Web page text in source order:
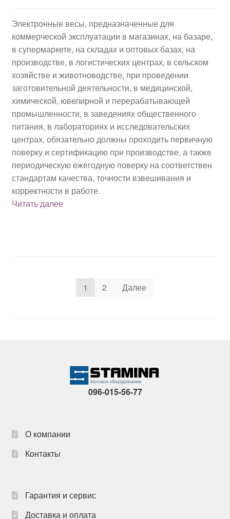
Электронные весы, предназначенные для
коммерческой эксплуатации в магазинах, на базаре,
в супермаркете, на складах и оптовых базах, на
производстве, в логистических центрах, в сельском
хозяйстве и животноводстве, при проведении
заготовительной деятельности, в медицинской,
химической, ювелирной и перерабатывающей
промышленности, в заведениях общественного
питания, в лабораториях и исследовательских
центрах, обязательно должны проходить первичную
поверку и сертификацию при производстве, а также
периодическую ежегодную поверку на соответствен
стандартам качества, точности взвешивания и
корректности в работе.
Читать далееПоверка
Пагинация
1 2 Далее
096-015-56-77
О компании
Контакты
Гарантия и сервис
Доставка и оплата